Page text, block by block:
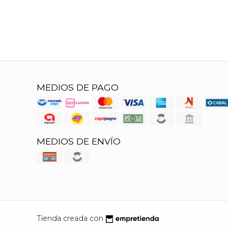
MEDIOS DE PAGO
MEDIOS DE ENVÍO
Tienda creada con